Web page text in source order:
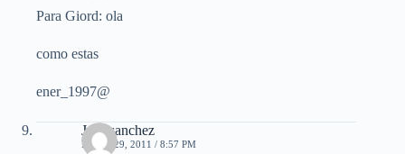
Para Giord: ola
como estas
ener_1997@
Jose sanchez
MAYO 29, 2011 / 8:57 PM